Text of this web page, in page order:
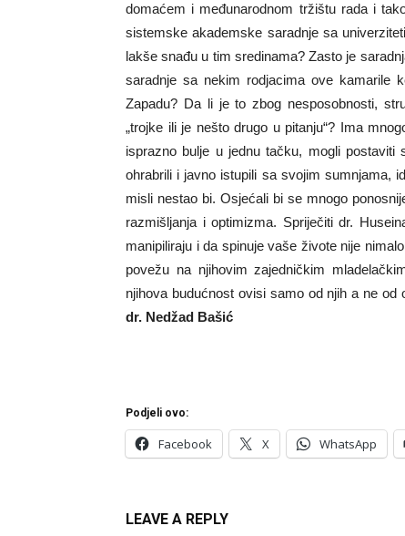
domaćem i međunarodnom tržištu rada i
sistemske akademske saradnje sa
lakše snađu u tim sredinama? Zasto je
saradnje sa nekim rodjacima ove kamarile
Zapadu? Da li je to zbog nesposobnosti,
„trojke ili je nešto drugo u pitanju“? Ima
isprazno bulje u jednu tačku, mogli
ohrabrili i javno istupili sa svojim sumnjama,
misli nestao bi. Osjećali bi se mnogo
razmišljanja i optimizma. Spriječiti dr.
manipiliraju i da spinuje vaše živote nije
povežu na njihovim zajedničkim
njihova budućnost ovisi samo od njih a ne
dr. Nedžad Bašić
Podjeli ovo:
Facebook X WhatsApp
LEAVE A REPLY